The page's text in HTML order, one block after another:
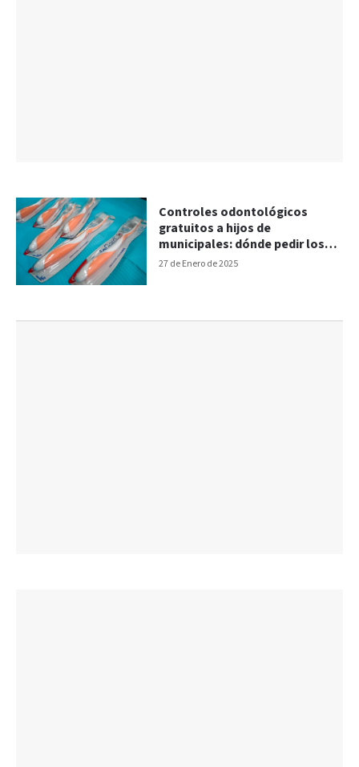
27 de Enero de 2025
Controles odontológicos
gratuitos a hijos de
municipales: dónde pedir los
turnos